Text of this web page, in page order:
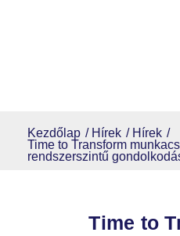
Kezdőlap / Hírek / Hírek /
Time to Transform
rendszerszintű
Time to